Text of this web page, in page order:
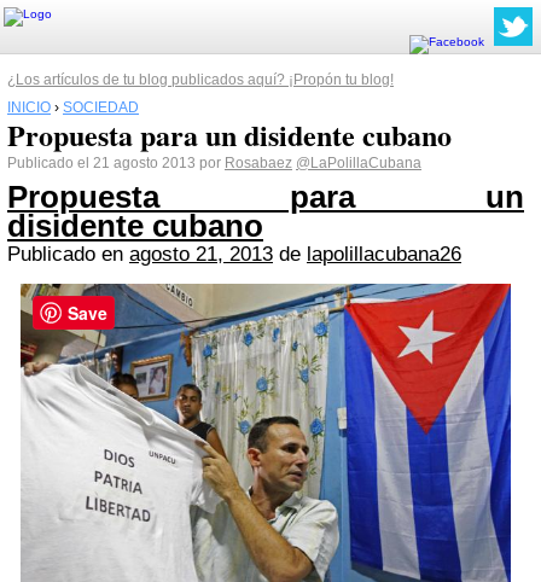
¿Los artículos de tu blog publicados aquí? ¡Propón tu blog!
INICIO › SOCIEDAD
Propuesta para un disidente cubano
Publicado el 21 agosto 2013 por Rosabaez @LaPolillaCubana
Propuesta para un
disidente cubano
Publicado en agosto 21, 2013 de lapolillacubana26
Save